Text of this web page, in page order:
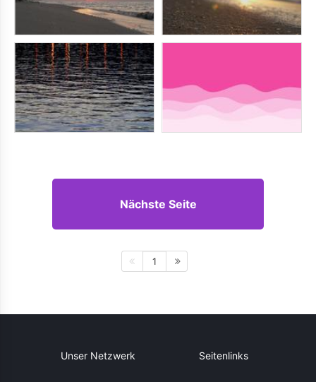
Nächste Seite
1
Unser Netzwerk Seitenlinks